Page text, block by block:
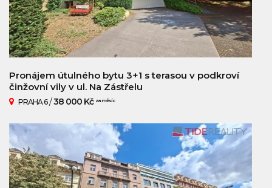
Pronájem útulného bytu 3+1 s terasou v podkroví
činžovní vily v ul. Na Zástřelu
PRAHA 6/38 000 Kč za měsíc